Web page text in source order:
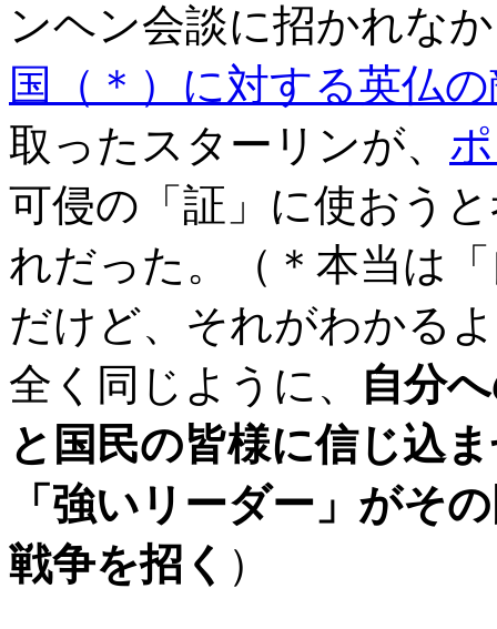
ンヘン会談に招かれな
国（＊）に対する英仏
取ったスターリンが、
可侵の「証」に使おう
れだった。（＊本当は
だけど、それがわかる
全く同じように、
自分
と国民の皆様に信じ込
「強いリーダー」がそ
戦争を招く ）